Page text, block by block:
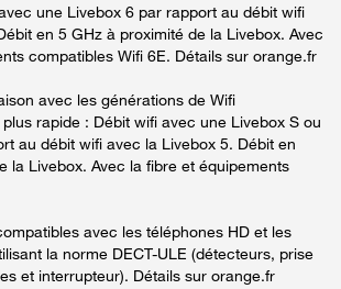
une Livebox 6 par rapport au débit wifi
en 5 GHz à proximité de la Livebox. Avec
compatibles Wifi 6E. Détails sur orange.fr
avec les générations de Wifi
rapide : Débit wifi avec une Livebox S ou
au débit wifi avec la Livebox 5. Débit en
la Livebox. Avec la fibre et équipements
avec les téléphones HD et les
la norme DECT-ULE (détecteurs, prise
et interrupteur). Détails sur orange.fr